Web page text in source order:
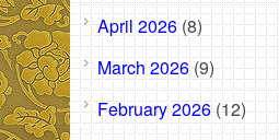
April 2026 (8)
March 2026 (9)
February 2026 (12)